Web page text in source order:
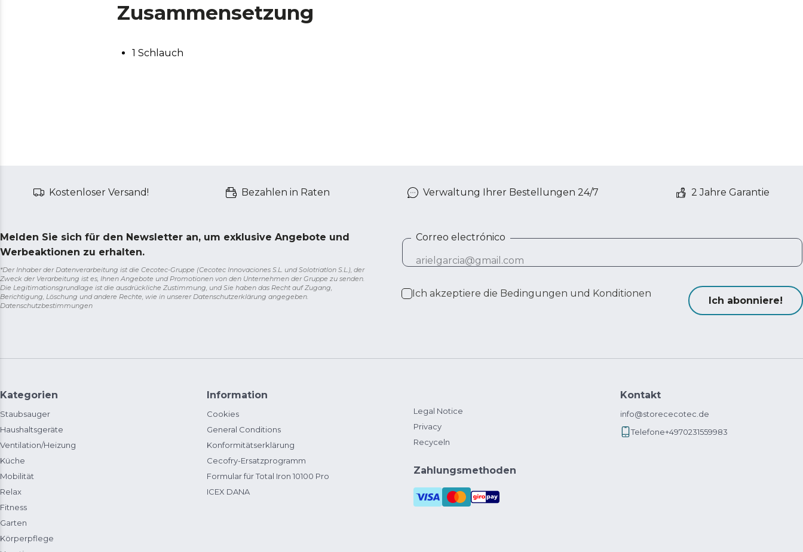
Zusammensetzung
1 Schlauch
Kostenloser Versand! Bezahlen in Raten Verwaltung Ihrer Bestellungen 24/7 2 Jahre Garantie
Melden Sie sich für den Newsletter an, um exklusive Angebote und
Werbeaktionen zu erhalten.
*Der Inhaber der Datenverarbeitung ist die Cecotec-Gruppe (Cecotec Innovaciones S.L. und Solotriatlon S.L.), der
Zweck der Verarbeitung ist es, Ihnen Angebote und Promotionen von den Unternehmen der Gruppe zu senden.
Die Legitimationsgrundlage ist die ausdrückliche Zustimmung, und Sie haben das Recht auf Zugang,
Berichtigung, Löschung und andere Rechte, wie in unserer Datenschutzerklärung angegeben.
Datenschutzbestimmungen
Correo electrónico
Ich akzeptiere die Bedingungen und Konditionen
Ich abonniere!
Kategorien
Staubsauger
Haushaltsgeräte
Ventilation/Heizung
Küche
Mobilität
Relax
Fitness
Garten
Körperpflege
Information
Cookies
General Conditions
Konformitätserklärung
Cecofry-Ersatzprogramm
Formular für Total Iron 10100 Pro
ICEX DANA
Legal Notice
Privacy
Recyceln
Zahlungsmethoden
Kontakt
info@storececotec.de
Telefone+4970231559983